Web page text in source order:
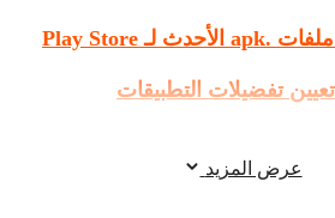
عرض المزيد